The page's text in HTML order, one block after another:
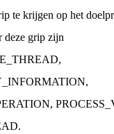
te krijgen op het
deze grip zijn